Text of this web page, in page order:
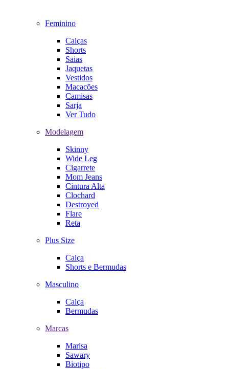
Feminino
Calças
Shorts
Saias
Jaquetas
Vestidos
Macacões
Camisas
Sarja
Ver Tudo
Modelagem
Skinny
Wide Leg
Cigarrete
Mom Jeans
Cintura Alta
Clochard
Destroyed
Flare
Reta
Plus Size
Calça
Shorts e Bermudas
Masculino
Calça
Bermudas
Marcas
Marisa
Sawary
Biotipo